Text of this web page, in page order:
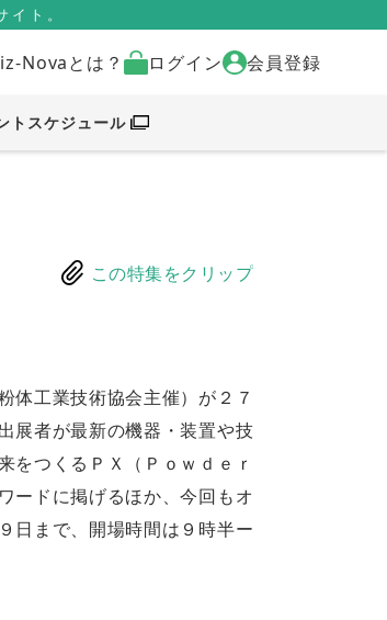
ト。
Novaとは？ ログイン 会員登録
トスケジュール
この特集をクリップ
体工業技術協会主催）が２７
展者が最新の機器・装置や技
をつくるＰＸ（Ｐｏｗｄｅｒ
ードに掲げるほか、今回もオ
日まで、開場時間は９時半ー